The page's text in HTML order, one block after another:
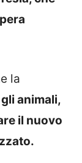
la
animali,
il nuovo